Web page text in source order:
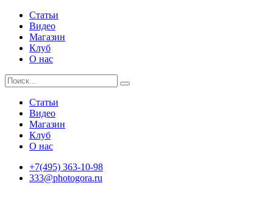
Статьи
Видео
Магазин
Клуб
О нас
Статьи
Видео
Магазин
Клуб
О нас
+7(495) 363-10-98
333@photogora.ru